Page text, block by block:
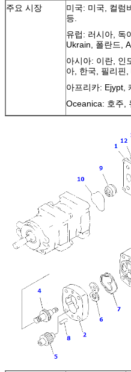
주요 시장
미국: 미국, 컬럼
등.
유럽: 러시아, 독
Ukrain, 폴란드,
아시아: 이란, 인
아, 한국, 필리핀,
아프리카: Ejypt,
Oceanica: 호주,